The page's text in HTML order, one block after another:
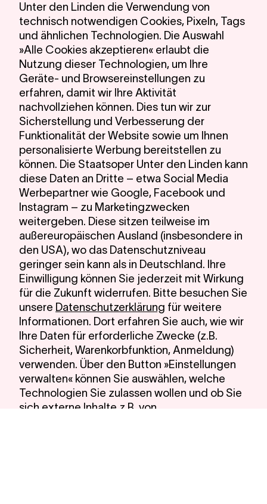
Unter den Linden die Verwendung von
technisch notwendigen Cookies, Pixeln, Tags
und ähnlichen Technologien. Die Auswahl
»Alle Cookies akzeptieren« erlaubt die
Nutzung dieser Technologien, um Ihre
Geräte- und Browsereinstellungen zu
erfahren, damit wir Ihre Aktivität
nachvollziehen können. Dies tun wir zur
Sicherstellung und Verbesserung der
Funktionalität der Website sowie um Ihnen
personalisierte Werbung bereitstellen zu
können. Die Staatsoper Unter den Linden kann
diese Daten an Dritte – etwa Social Media
Werbepartner wie Google, Facebook und
Instagram – zu Marketingzwecken
weitergeben. Diese sitzen teilweise im
außereuropäischen Ausland (insbesondere in
den USA), wo das Datenschutzniveau
geringer sein kann als in Deutschland. Ihre
Einwilligung können Sie jederzeit mit Wirkung
für die Zukunft widerrufen. Bitte besuchen Sie
unsere Datenschutzerklärung für weitere
Informationen. Dort erfahren Sie auch, wie wir
Ihre Daten für erforderliche Zwecke (z.B.
Sicherheit, Warenkorbfunktion, Anmeldung)
verwenden. Über den Button »Einstellungen
verwalten« können Sie auswählen, welche
Technologien Sie zulassen wollen und ob Sie
sich externe Inhalte z.B. von